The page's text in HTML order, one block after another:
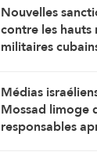
Nouvelles
contre les hauts
militaires
Médias
Mossad limoge
responsables